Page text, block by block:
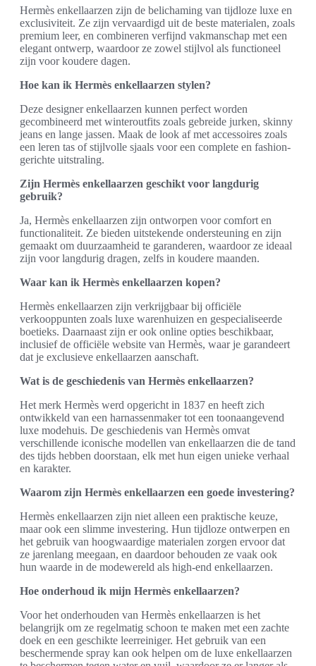
Hermès enkellaarzen zijn de belichaming van tijdloze luxe en
exclusiviteit. Ze zijn vervaardigd uit de beste materialen, zoals
premium leer, en combineren verfijnd vakmanschap met een
elegant ontwerp, waardoor ze zowel stijlvol als functioneel
zijn voor koudere dagen.
Hoe kan ik Hermès enkellaarzen stylen?
Deze designer enkellaarzen kunnen perfect worden
gecombineerd met winteroutfits zoals gebreide jurken, skinny
jeans en lange jassen. Maak de look af met accessoires zoals
een leren tas of stijlvolle sjaals voor een complete en fashion-
gerichte uitstraling.
Zijn Hermès enkellaarzen geschikt voor langdurig
gebruik?
Ja, Hermès enkellaarzen zijn ontworpen voor comfort en
functionaliteit. Ze bieden uitstekende ondersteuning en zijn
gemaakt om duurzaamheid te garanderen, waardoor ze ideaal
zijn voor langdurig dragen, zelfs in koudere maanden.
Waar kan ik Hermès enkellaarzen kopen?
Hermès enkellaarzen zijn verkrijgbaar bij officiële
verkooppunten zoals luxe warenhuizen en gespecialiseerde
boetieks. Daarnaast zijn er ook online opties beschikbaar,
inclusief de officiële website van Hermès, waar je garandeert
dat je exclusieve enkellaarzen aanschaft.
Wat is de geschiedenis van Hermès enkellaarzen?
Het merk Hermès werd opgericht in 1837 en heeft zich
ontwikkeld van een harnassenmaker tot een toonaangevend
luxe modehuis. De geschiedenis van Hermès omvat
verschillende iconische modellen van enkellaarzen die de tand
des tijds hebben doorstaan, elk met hun eigen unieke verhaal
en karakter.
Waarom zijn Hermès enkellaarzen een goede investering?
Hermès enkellaarzen zijn niet alleen een praktische keuze,
maar ook een slimme investering. Hun tijdloze ontwerpen en
het gebruik van hoogwaardige materialen zorgen ervoor dat
ze jarenlang meegaan, en daardoor behouden ze vaak ook
hun waarde in de modewereld als high-end enkellaarzen.
Hoe onderhoud ik mijn Hermès enkellaarzen?
Voor het onderhouden van Hermès enkellaarzen is het
belangrijk om ze regelmatig schoon te maken met een zachte
doek en een geschikte leerreiniger. Het gebruik van een
beschermende spray kan ook helpen om de luxe enkellaarzen